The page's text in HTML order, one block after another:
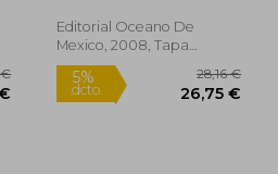
Editorial Oceano De
Mexico, 2008, Tapa
Blanda, Nuevo